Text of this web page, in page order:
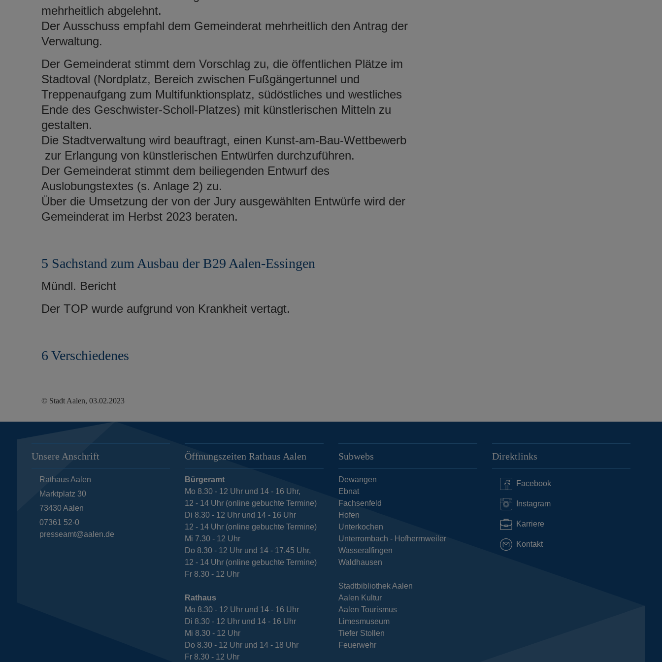
mehrheitlich abgelehnt.
Der Ausschuss empfahl dem Gemeinderat mehrheitlich den Antrag der
Verwaltung.
Der Gemeinderat stimmt dem Vorschlag zu, die öffentlichen Plätze im
Stadtoval (Nordplatz, Bereich zwischen Fußgängertunnel und
Treppenaufgang zum Multifunktionsplatz, südöstliches und westliches
Ende des Geschwister-Scholl-Platzes) mit künstlerischen Mitteln zu
gestalten.
Die Stadtverwaltung wird beauftragt, einen Kunst-am-Bau-Wettbewerb
zur Erlangung von künstlerischen Entwürfen durchzuführen.
Der Gemeinderat stimmt dem beiliegenden Entwurf des
Auslobungstextes (s. Anlage 2) zu.
Über die Umsetzung der von der Jury ausgewählten Entwürfe wird der
Gemeinderat im Herbst 2023 beraten.
5 Sachstand zum Ausbau der B29 Aalen-Essingen
Mündl. Bericht
Der TOP wurde aufgrund von Krankheit vertagt.
6 Verschiedenes
© Stadt Aalen, 03.02.2023
Unsere Anschrift
Rathaus Aalen
Marktplatz 30
73430 Aalen
07361 52-0
presseamt@aalen.de
Öffnungszeiten Rathaus Aalen
Bürgeramt
Mo 8.30 - 12 Uhr und 14 - 16 Uhr,
12 - 14 Uhr (online gebuchte Termine)
Di 8.30 - 12 Uhr und 14 - 16 Uhr
12 - 14 Uhr (online gebuchte Termine)
Mi 7.30 - 12 Uhr
Do 8.30 - 12 Uhr und 14 - 17.45 Uhr,
12 - 14 Uhr (online gebuchte Termine)
Fr 8.30 - 12 Uhr
Rathaus
Mo 8.30 - 12 Uhr und 14 - 16 Uhr
Di 8.30 - 12 Uhr und 14 - 16 Uhr
Mi 8.30 - 12 Uhr
Do 8.30 - 12 Uhr und 14 - 18 Uhr
Fr 8.30 - 12 Uhr
Subwebs
Dewangen
Ebnat
Fachsenfeld
Hofen
Unterkochen
Unterrombach - Hofherrnweiler
Wasseralfingen
Waldhausen
Stadtbibliothek Aalen
Aalen Kultur
Aalen Tourismus
Limesmuseum
Tiefer Stollen
Feuerwehr
Direktlinks
Facebook
Instagram
Karriere
Kontakt